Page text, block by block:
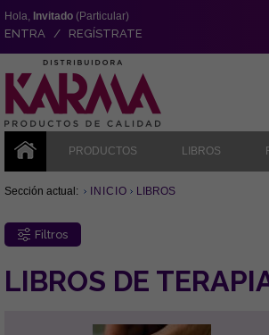
Hola, Invitado (Particular)
ENTRA / REGÍSTRATE
PRODUCTOS LIBROS
Sección actual: INICIO LIBROS
Filtros
LIBROS DE